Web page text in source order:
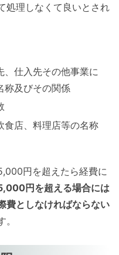
処理しなくて良いとされ
、仕入先その他事業に
称及びその関係
食店、料理店等の名称
円を超えたら経費に
円を超える場合には
費としなければならない